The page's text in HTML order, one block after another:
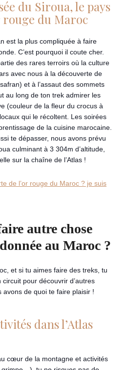
du Siroua, le pays
rouge du Maroc
est la plus compliquée à faire
C’est pourquoi il coute cher.
des rares terroirs où la culture
avec nous à la découverte de
et à l’assaut des sommets
au long de ton trek admirer les
(couleur de la fleur du crocus à
qui le récoltent. Les soirées
de la cuisine marocaine.
te dépasser, nous avons prévu
culminant à 3 304m d’altitude,
sur la chaîne de l’Atlas !
de l’or rouge du Maroc ? je suis
autre chose
au Maroc ?
et si tu aimes faire des treks, tu
pour découvrir d’autres
avons de quoi te faire plaisir !
dans l’Atlas
cœur de la montagne et activités